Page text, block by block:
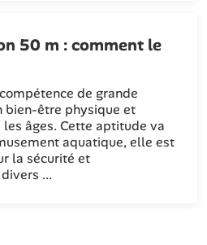
50 m : comment le
de grande
bien-être physique et
âges. Cette aptitude va
aquatique, elle est
la sécurité et
...